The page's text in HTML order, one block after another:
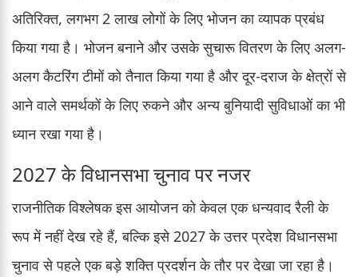
अतिरिक्त, लगभग 2 लाख लोगों के लिए भोजन का व्यापक प्रबंध
किया गया है। भोजन बनाने और उसके सुचारू वितरण के लिए अलग-
अलग कैटरिंग टीमों को तैनात किया गया है और दूर-दराज के क्षेत्रों से
आने वाले समर्थकों के लिए रुकने और अन्य बुनियादी सुविधाओं का भी
ध्यान रखा गया है।
2027 के विधानसभा चुनाव पर नजर
राजनीतिक विश्लेषक इस आयोजन को केवल एक धन्यवाद रैली के
रूप में नहीं देख रहे हैं, बल्कि इसे 2027 के उत्तर प्रदेश विधानसभा
चुनाव से पहले एक बड़े शक्ति प्रदर्शन के तौर पर देखा जा रहा है।